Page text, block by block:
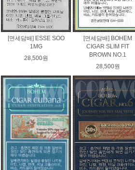
[면세담배] ESSE SOO
1MG
28,500원
[면세담배] BOHEM
CIGAR SLIM FIT
BROWN NO.1
28,500원